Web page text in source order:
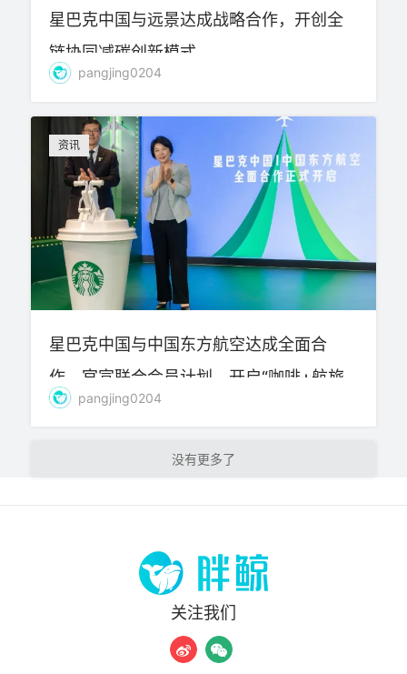
星巴克中国与远景达成战略合作，开创全
链协同减碳创新模式
pangjing0204
资讯
星巴克中国与中国东方航空达成全面合
作，官宣联合会员计划，开启“咖啡+航旅”
探索
pangjing0204
加载更多
关注我们